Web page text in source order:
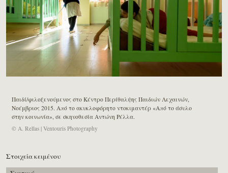
Στοιχεία κειμένου
Παιδί/φιλοξενούμενος στο Κέντρο Περίθαλψης Παιδιών Λεχαινών,
Νοέμβριος 2015. Από το ακυκλοφόρητο ντοκιμαντέρ «Από το άσυλο
στην κοινωνία», σε σκηνοθεσία Αντώνη Ρέλλα.
© A. Rellas | Ventouris Photography